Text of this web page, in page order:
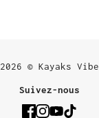
2026 © Kayaks Vibe
Suivez-nous